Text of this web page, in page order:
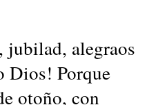
jubilad, alegraos
Dios! Porque
otoño, con